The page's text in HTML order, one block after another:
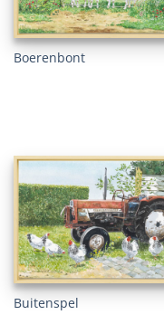
Boerenbont
Buitenspel